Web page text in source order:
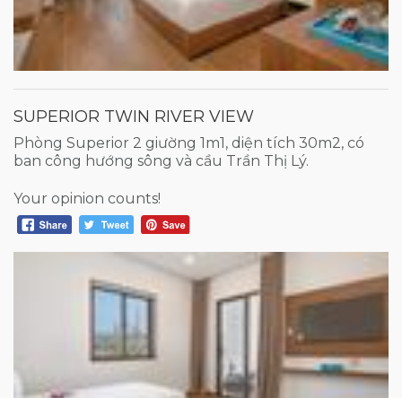
SUPERIOR TWIN RIVER VIEW
Phòng Superior 2 giường 1m1, diện tích 30m2, có
ban công hướng sông và cầu Trần Thị Lý.
Your opinion counts!